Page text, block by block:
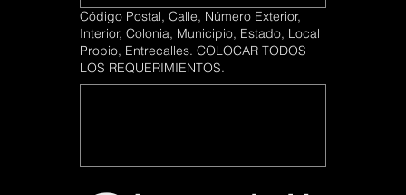
Código Postal, Calle, Número Exterior,
Interior, Colonia, Municipio, Estado, Local
Propio, Entrecalles. COLOCAR TODOS
LOS REQUERIMIENTOS.
Código Postal, Calle, Número Exterior,
Interior, Colonia, Municipio, Estado, Local
Propio, Entrecalles. COLOCAR TODOS
LOS REQUERIMIENTOS.